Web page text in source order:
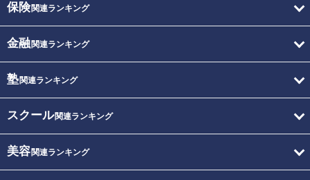
保険関連ランキング
金融関連ランキング
塾関連ランキング
スクール関連ランキング
美容関連ランキング